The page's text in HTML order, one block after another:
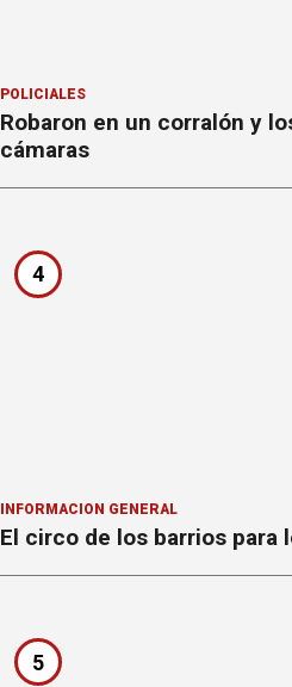
POLICIALES
Robaron en un corralón y
cámaras
4
INFORMACION GENERAL
El circo de los barrios para
5